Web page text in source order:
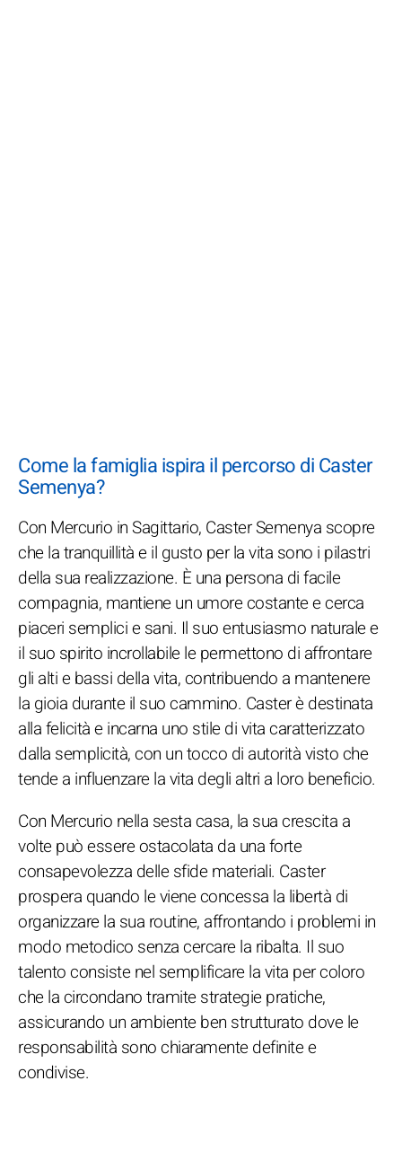
Come la famiglia ispira il percorso di Caster
Semenya?
Con Mercurio in Sagittario, Caster Semenya scopre
che la tranquillità e il gusto per la vita sono i pilastri
della sua realizzazione. È una persona di facile
compagnia, mantiene un umore costante e cerca
piaceri semplici e sani. Il suo entusiasmo naturale e
il suo spirito incrollabile le permettono di affrontare
gli alti e bassi della vita, contribuendo a mantenere
la gioia durante il suo cammino. Caster è destinata
alla felicità e incarna uno stile di vita caratterizzato
dalla semplicità, con un tocco di autorità visto che
tende a influenzare la vita degli altri a loro beneficio.
Con Mercurio nella sesta casa, la sua crescita a
volte può essere ostacolata da una forte
consapevolezza delle sfide materiali. Caster
prospera quando le viene concessa la libertà di
organizzare la sua routine, affrontando i problemi in
modo metodico senza cercare la ribalta. Il suo
talento consiste nel semplificare la vita per coloro
che la circondano tramite strategie pratiche,
assicurando un ambiente ben strutturato dove le
responsabilità sono chiaramente definite e
condivise.